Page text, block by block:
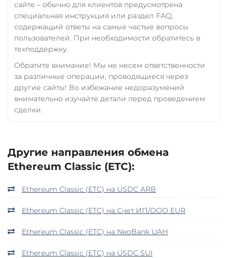
сайте – обычно для клиентов предусмотрена
специальная инструкция или раздел FAQ,
содержащий ответы на самые частые вопросы
пользователей. При необходимости обратитесь в
техподдержку.
Обратите внимание! Мы не несем ответственности
за различные операции, проводящиеся через
другие сайты! Во избежание недоразумений
внимательно изучайте детали перед проведением
сделки.
Другие направления обмена
Ethereum Classic (ETC):
Ethereum Classic (ETC) на USDC ARB
Ethereum Classic (ETC) на Счет ИП/ООО EUR
Ethereum Classic (ETC) на NeoBank UAH
Ethereum Classic (ETC) на USDC SUI